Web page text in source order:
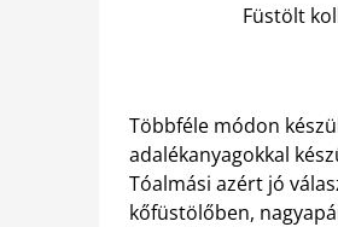
Füstölt
Többféle módon
adalékanyagokkal
Tóalmási azért jó
kőfüstölőben,